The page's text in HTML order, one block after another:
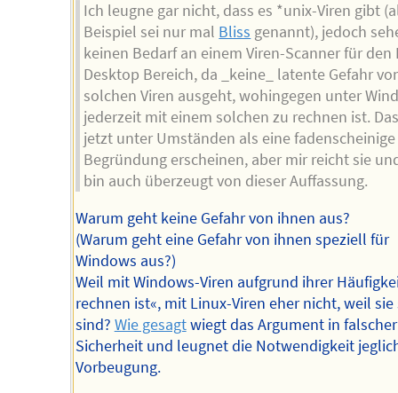
Ich leugne gar nicht, dass es *unix-Viren gibt
Beispiel sei nur mal Bliss genannt), jedoch
keinen Bedarf an einem Viren-Scanner für den
Desktop Bereich, da _keine_ latente Gefahr
solchen Viren ausgeht, wohingegen unter
jederzeit mit einem solchen zu rechnen ist.
jetzt unter Umständen als eine fadenscheinige
Begründung erscheinen, aber mir reicht sie
bin auch überzeugt von dieser Auffassung.
Warum geht keine Gefahr von ihnen aus?
(Warum geht eine Gefahr von ihnen speziell für
Windows aus?)
Weil mit Windows-Viren aufgrund ihrer
rechnen ist«, mit Linux-Viren eher nicht, weil
sind? Wie gesagtwiegt das Argument in falscher
Sicherheit und leugnet die Notwendigkeit
Vorbeugung.